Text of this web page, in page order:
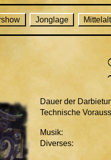
Jonglage
Dauer der
Technische
Musik:
Diverses: